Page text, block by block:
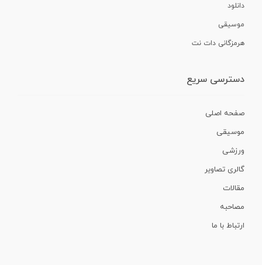
دانلود
موسیقی
هرمزگانی دات نت
دسترسی سریع
صفحه اصلی
موسیقی
ورزشی
گالری تصاویر
مقالات
مصاحبه
ارتباط با ما